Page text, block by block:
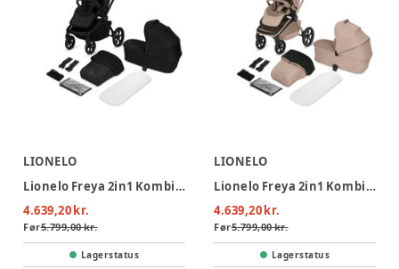
LIONELO
Lionelo Freya 2in1 Kombivogn - Black Onyx
4.639,20 kr.
Før5.799,00 kr.
Lagerstatus
LIONELO
Lionelo Freya 2in1 Kombivogn - Beige Sand
4.639,20 kr.
Før5.799,00 kr.
Lagerstatus